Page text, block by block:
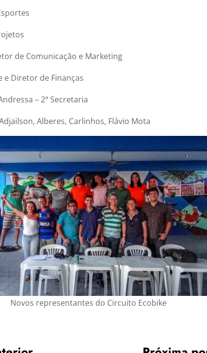
de Comunicação e Marketing
e Diretor de Finanças
– 2ª Secretaria
Alberes, Carlinhos, Flávio Mota
Novos representantes do Circuito Ecobike